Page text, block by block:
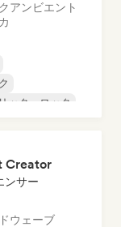
アンビエント
ック・ロック
Creator
ンサー
ウェーブ